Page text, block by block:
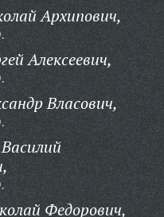
Архипович,
Алексеевич,
Власович,
Федорович,